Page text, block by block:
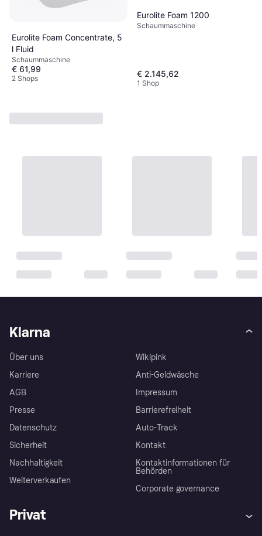
Eurolite Foam Concentrate, 5
l Fluid
Schaummaschine
€ 61,99
2 Shops
Eurolite Foam 1200
Schaummaschine
€ 2.145,62
1 Shop
Klarna
Über uns
Karriere
AGB
Presse
Datenschutz
Sicherheit
Nachhaltigkeit
Weiterverkaufen
Wikipink
Anti-Geldwäsche
Impressum
Barrierefreiheit
Auto-Track
Kontakt
Kontaktinformationen für
Behörden
Corporate governance
Privat